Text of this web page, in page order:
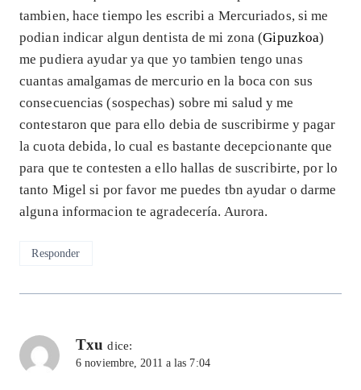
tambien, hace tiempo les escribi a Mercuriados, si me
podian indicar algun dentista de mi zona (Gipuzkoa)
me pudiera ayudar ya que yo tambien tengo unas
cuantas amalgamas de mercurio en la boca con sus
consecuencias (sospechas) sobre mi salud y me
contestaron que para ello debia de suscribirme y pagar
la cuota debida, lo cual es bastante decepcionante que
para que te contesten a ello hallas de suscribirte, por lo
tanto Migel si por favor me puedes tbn ayudar o darme
alguna informacion te agradecería. Aurora.
Responder
Txu dice:
6 noviembre, 2011 a las 7:04